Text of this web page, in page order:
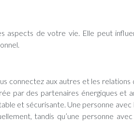
aspects de votre vie. Elle peut
connectez aux autres et les relations
par des partenaires énergiques et
et sécurisante. Une personne
tandis qu’une personne